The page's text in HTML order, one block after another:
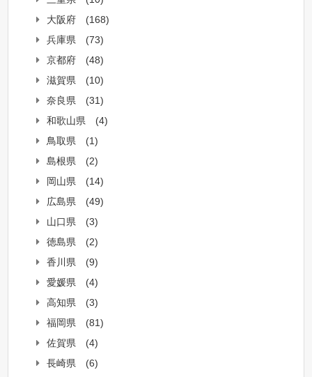
大阪府
(168)
兵庫県
(73)
京都府
(48)
滋賀県
(10)
奈良県
(31)
和歌山県
(4)
鳥取県
(1)
島根県
(2)
岡山県
(14)
広島県
(49)
山口県
(3)
徳島県
(2)
香川県
(9)
愛媛県
(4)
高知県
(3)
福岡県
(81)
佐賀県
(4)
長崎県
(6)